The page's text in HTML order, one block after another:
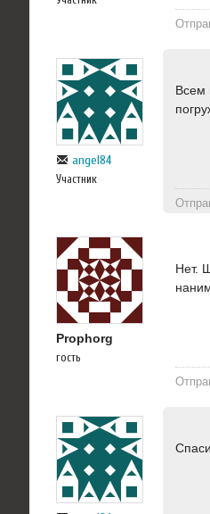
angel84
Участник
Всем
Prophorg
гость
Нет.